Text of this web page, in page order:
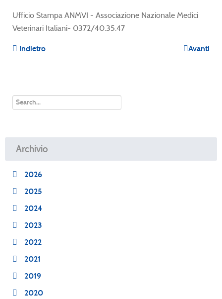
Ufficio Stampa ANMVI - Associazione Nazionale Medici
Veterinari Italiani- 0372/40.35.47
Indietro Avanti
Archivio
2026
2025
2024
2023
2022
2021
2019
2020